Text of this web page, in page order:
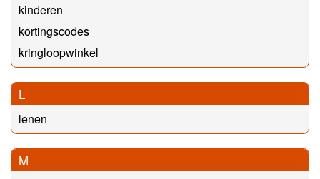
kinderen
kortingscodes
kringloopwinkel
L
lenen
M